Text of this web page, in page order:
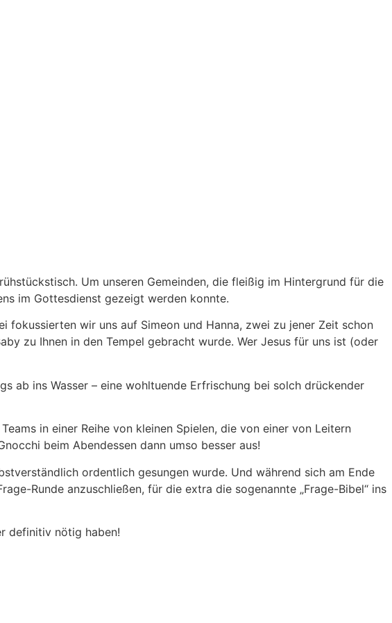
Um unseren Gemeinden, die fleißig im Hintergrund für die
im Gottesdienst gezeigt werden konnte.
fokussierten wir uns auf Simeon und Hanna, zwei zu jener Zeit schon
zu Ihnen in den Tempel gebracht wurde. Wer Jesus für uns ist (oder
ab ins Wasser – eine wohltuende Erfrischung bei solch drückender
in einer Reihe von kleinen Spielen, die von einer von Leitern
beim Abendessen dann umso besser aus!
ordentlich gesungen wurde. Und während sich am Ende
Runde anzuschließen, für die extra die sogenannte „Frage-Bibel“ ins
definitiv nötig haben!